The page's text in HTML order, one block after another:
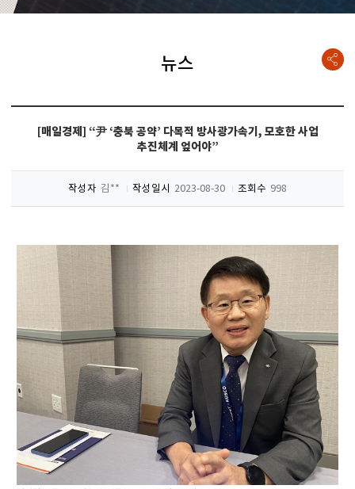
뉴스
[매일경제] “尹 ‘충북 공약’ 다목적 방사광가속기, 모호한 사업
추진체계 엎어야”
작성자 김** 작성일시 2023-08-30 조회수 998